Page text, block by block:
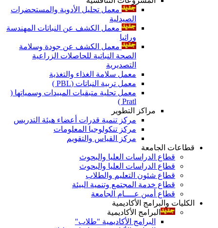
معمل تحليل الأدوية والمستحضرات
الصيدلية
معمل الكشف عن النباتات المهندسة
وراثيا
معمل الكشف عن جودة وسلامة
الصحة النباتية للحاصلات الزراعية
التصديرية
معمل سلامة الغذاء والتغذية
معمل تربية النباتات (PBL )
معمل تحلية متبقيات المبيدات وسمياتها (
Pratl )
مراكز التطوير
مركز تنمية قدرات أعضاء هيئة التدريس
مركز تنكولوجيا المعلومات
مركز القياس والتقويم
قطاعات الجامعة
قطاع الدراسات العليا والبحوث
قطاع الدراسات العليا والبحوث
قطاع شئون التعليم والطلاب
قطاع خدمة المجتمع وتنمية البيئة
قطاع أمين عــــام الجامعة
الكليات والبرامج الأكاديمية
البرامج الأكاديمية
البرامج الأكاديمية "طلاب"